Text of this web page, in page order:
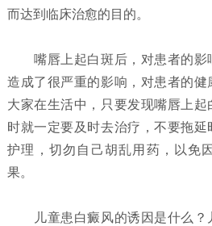
而达到临床治愈的目的。
嘴唇上起白斑后，对患者的影
造成了很严重的影响，对患者的健
大家在生活中，只要发现嘴唇上
时就一定要及时去治疗，不要拖
护理，切勿自己胡乱用药，以免
果。
儿童患白癜风的诱因是什么？